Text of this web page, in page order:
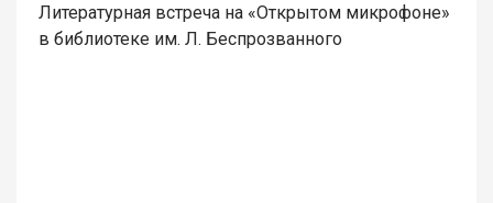
Литературная встреча на «Открытом микрофоне»
в библиотеке им. Л. Беспрозванного